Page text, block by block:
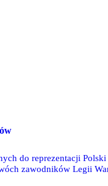
do reprezentacji
zawodników Legii